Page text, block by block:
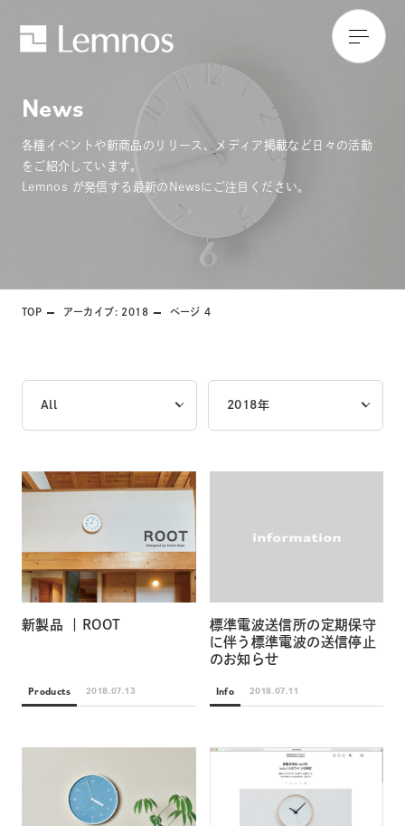
News
各種イベントや新商品のリリース、メディア掲載など日々の活動
をご紹介しています。
Lemnos が発信する最新のNewsにご注目ください。
TOP アーカイブ: 2018 ページ 4
All 2018年
新製品 ｜ROOT
Products 2018.07.13
標準電波送信所の定期保守
に伴う標準電波の送信停止
のお知らせ
Info 2018.07.11